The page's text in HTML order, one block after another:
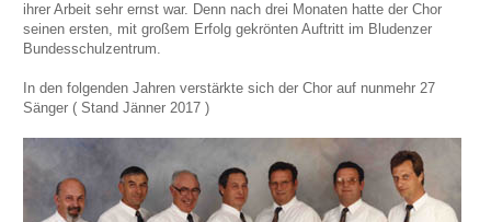
ihrer Arbeit sehr ernst war. Denn nach drei Monaten hatte der Chor
seinen ersten, mit großem Erfolg gekrönten Auftritt im Bludenzer
Bundesschulzentrum.
In den folgenden Jahren verstärkte sich der Chor auf nunmehr 27
Sänger ( Stand Jänner 2017 )